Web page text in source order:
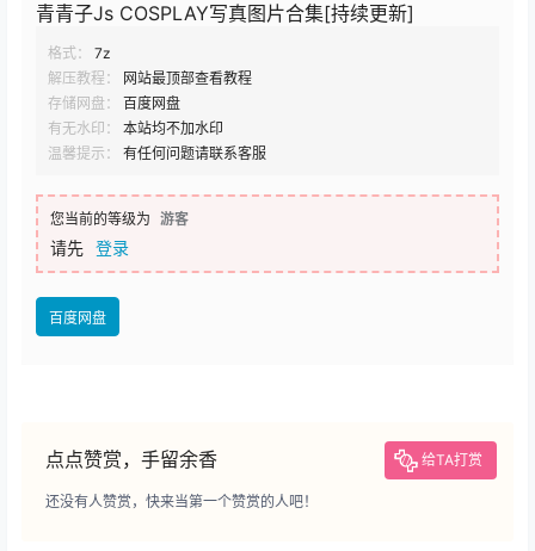
青青子Js COSPLAY写真图片合集[持续更新]
格式：
7z
解压教程：
网站最顶部查看教程
存储网盘：
百度网盘
有无水印：
本站均不加水印
温馨提示：
有任何问题请联系客服
您当前的等级为 游客
请先 登录
百度网盘
点点赞赏，手留余香 给TA打赏
还没有人赞赏，快来当第一个赞赏的人吧！